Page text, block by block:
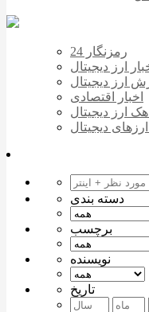
رمزنگار 24
ارز دیجیتال
ارز دیجیتال
اخبار اقتصادی
هک ارز دیجیتال
دیجیتال
دسته بندی
برچسب
نویسنده
تاریخ